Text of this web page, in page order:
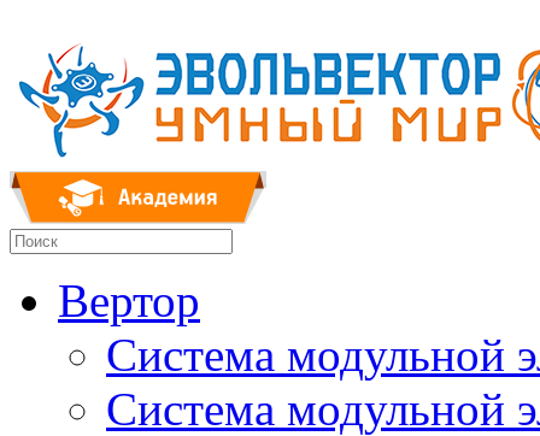
Вертор
Система модульной
Система модульной